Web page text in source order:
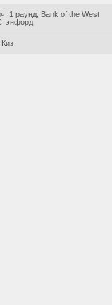
1 раунд, Bank of the West